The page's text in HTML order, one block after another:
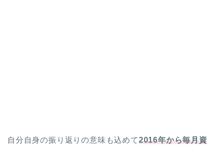
自分自身の振り返りの意味も込めて2016年から毎月資